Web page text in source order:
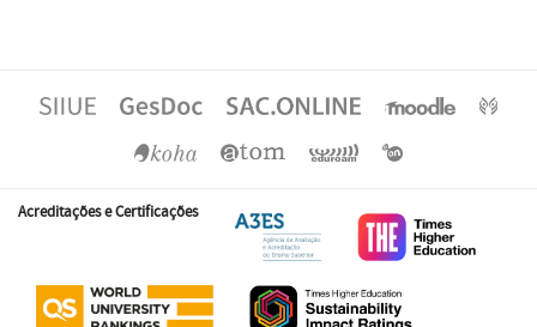
Acreditações e Certificações